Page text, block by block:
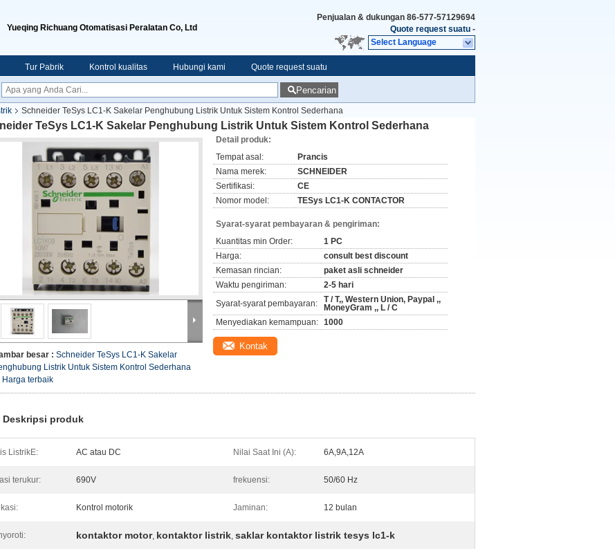
Yueqing Richuang Otomatisasi Peralatan Co, Ltd
Penjualan & dukungan 86-577-57129694
Quote request suatu -
Select Language
Tur Pabrik Kontrol kualitas Hubungi kami Quote request suatu
Pencarian
Schneider TeSys LC1-K Sakelar Penghubung Listrik Untuk Sistem Kontrol Sederhana
TeSys LC1-K Sakelar Penghubung Listrik Untuk Sistem Kontrol Sederhana
besar : Schneider TeSys LC1-K Sakelar
Listrik Untuk Sistem Kontrol Sederhana
Harga terbaik
Detail produk:
Tempat asal:
Prancis
Nama merek:
SCHNEIDER
Sertifikasi:
CE
Nomor model:
TESys LC1-K CONTACTOR
Syarat-syarat pembayaran & pengiriman:
Kuantitas min Order:
1 PC
Harga:
consult best discount
Kemasan rincian:
paket asli schneider
Waktu pengiriman:
2-5 hari
Syarat-syarat pembayaran:
T / T,, Western Union, Paypal ,,
MoneyGram ,, L / C
Menyediakan kemampuan: 1000
Kontak
Deskripsi produk
ListrikE: AC atau DC Nilai Saat Ini (A): 6A,9A,12A
terukur: 690V frekuensi: 50/60 Hz
Kontrol motorik Jaminan: 12 bulan
kontaktor motor, kontaktor listrik, saklar kontaktor listrik tesys lc1-k